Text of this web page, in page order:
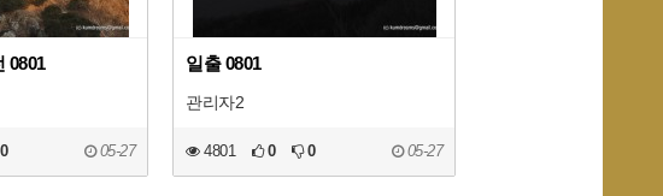
0801
05-27
일출 0801
관리자2
4801 0 0 05-27